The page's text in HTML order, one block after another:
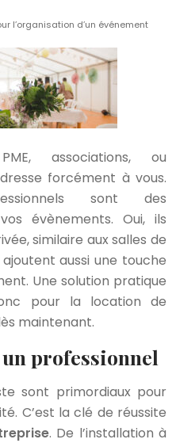
l’organisation d’un événement
associations, ou
forcément à vous.
sont des
évènements. Oui, ils
similaire aux salles de
aussi une touche
Une solution pratique
pour la location de
maintenant.
professionnel
sont primordiaux pour
C’est la clé de réussite
. De l’installation à